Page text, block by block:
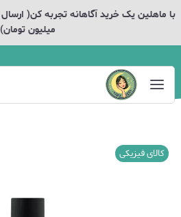
میلیون تومان)
کالای فیزیکی